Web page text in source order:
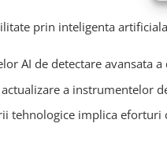
prin inteligenta
AI de detectare avansata
a instrumentelor
tehnologice implica